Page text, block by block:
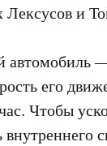
Лексусов и
—
его
Чтобы